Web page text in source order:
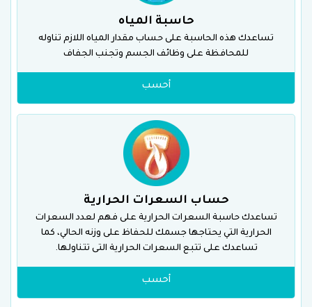
حاسبة المياه
تساعدك هذه الحاسبة على حساب مقدار المياه اللازم تناوله
للمحافظة على وظائف الجسم وتجنب الجفاف
أحسب
حساب السعرات الحرارية
تساعدك حاسبة السعرات الحرارية على فهم لعدد السعرات
الحرارية التي يحتاجها جسمك للحفاظ على وزنه الحالي، كما
تساعدك على تتبع السعرات الحرارية التى تتناولها.
أحسب